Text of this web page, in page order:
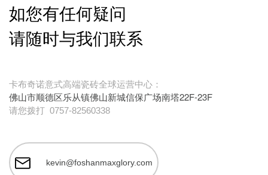
如您有任何疑问
请随时与我们联系
卡布奇诺意式高端瓷砖全球运营中心：
佛山市顺德区乐从镇佛山新城信保广场南塔22F-23F
请您拨打 0757-82560338
kevin@foshanmaxglory.com